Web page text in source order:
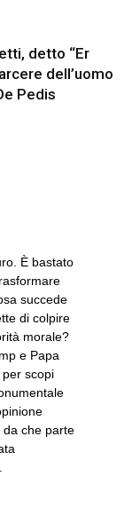
detto “Er
dell’uomo
Pedis
È bastato
succede
di colpire
morale?
e Papa
scopi
da che parte